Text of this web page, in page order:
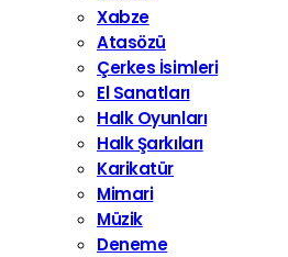
Xabze
Atasözü
Çerkes İsimleri
El Sanatları
Halk Oyunları
Halk Şarkıları
Karikatür
Mimari
Müzik
Deneme